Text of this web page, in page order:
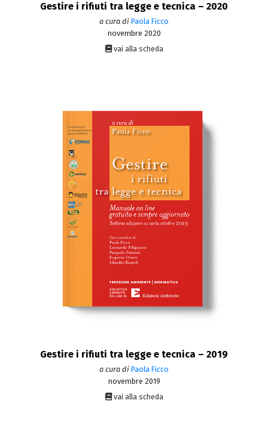
Gestire i rifiuti tra legge e tecnica – 2020
a cura di Paola Ficco
novembre 2020
vai alla scheda
Gestire i rifiuti tra legge e tecnica – 2019
a cura di Paola Ficco
novembre 2019
vai alla scheda